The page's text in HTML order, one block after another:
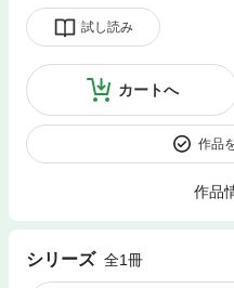
試し読み
カートへ
作品
作品
シリーズ 全1冊